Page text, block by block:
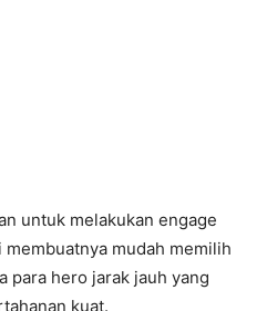
untuk melakukan engage
mudah memilih
para hero jarak jauh yang
kuat.